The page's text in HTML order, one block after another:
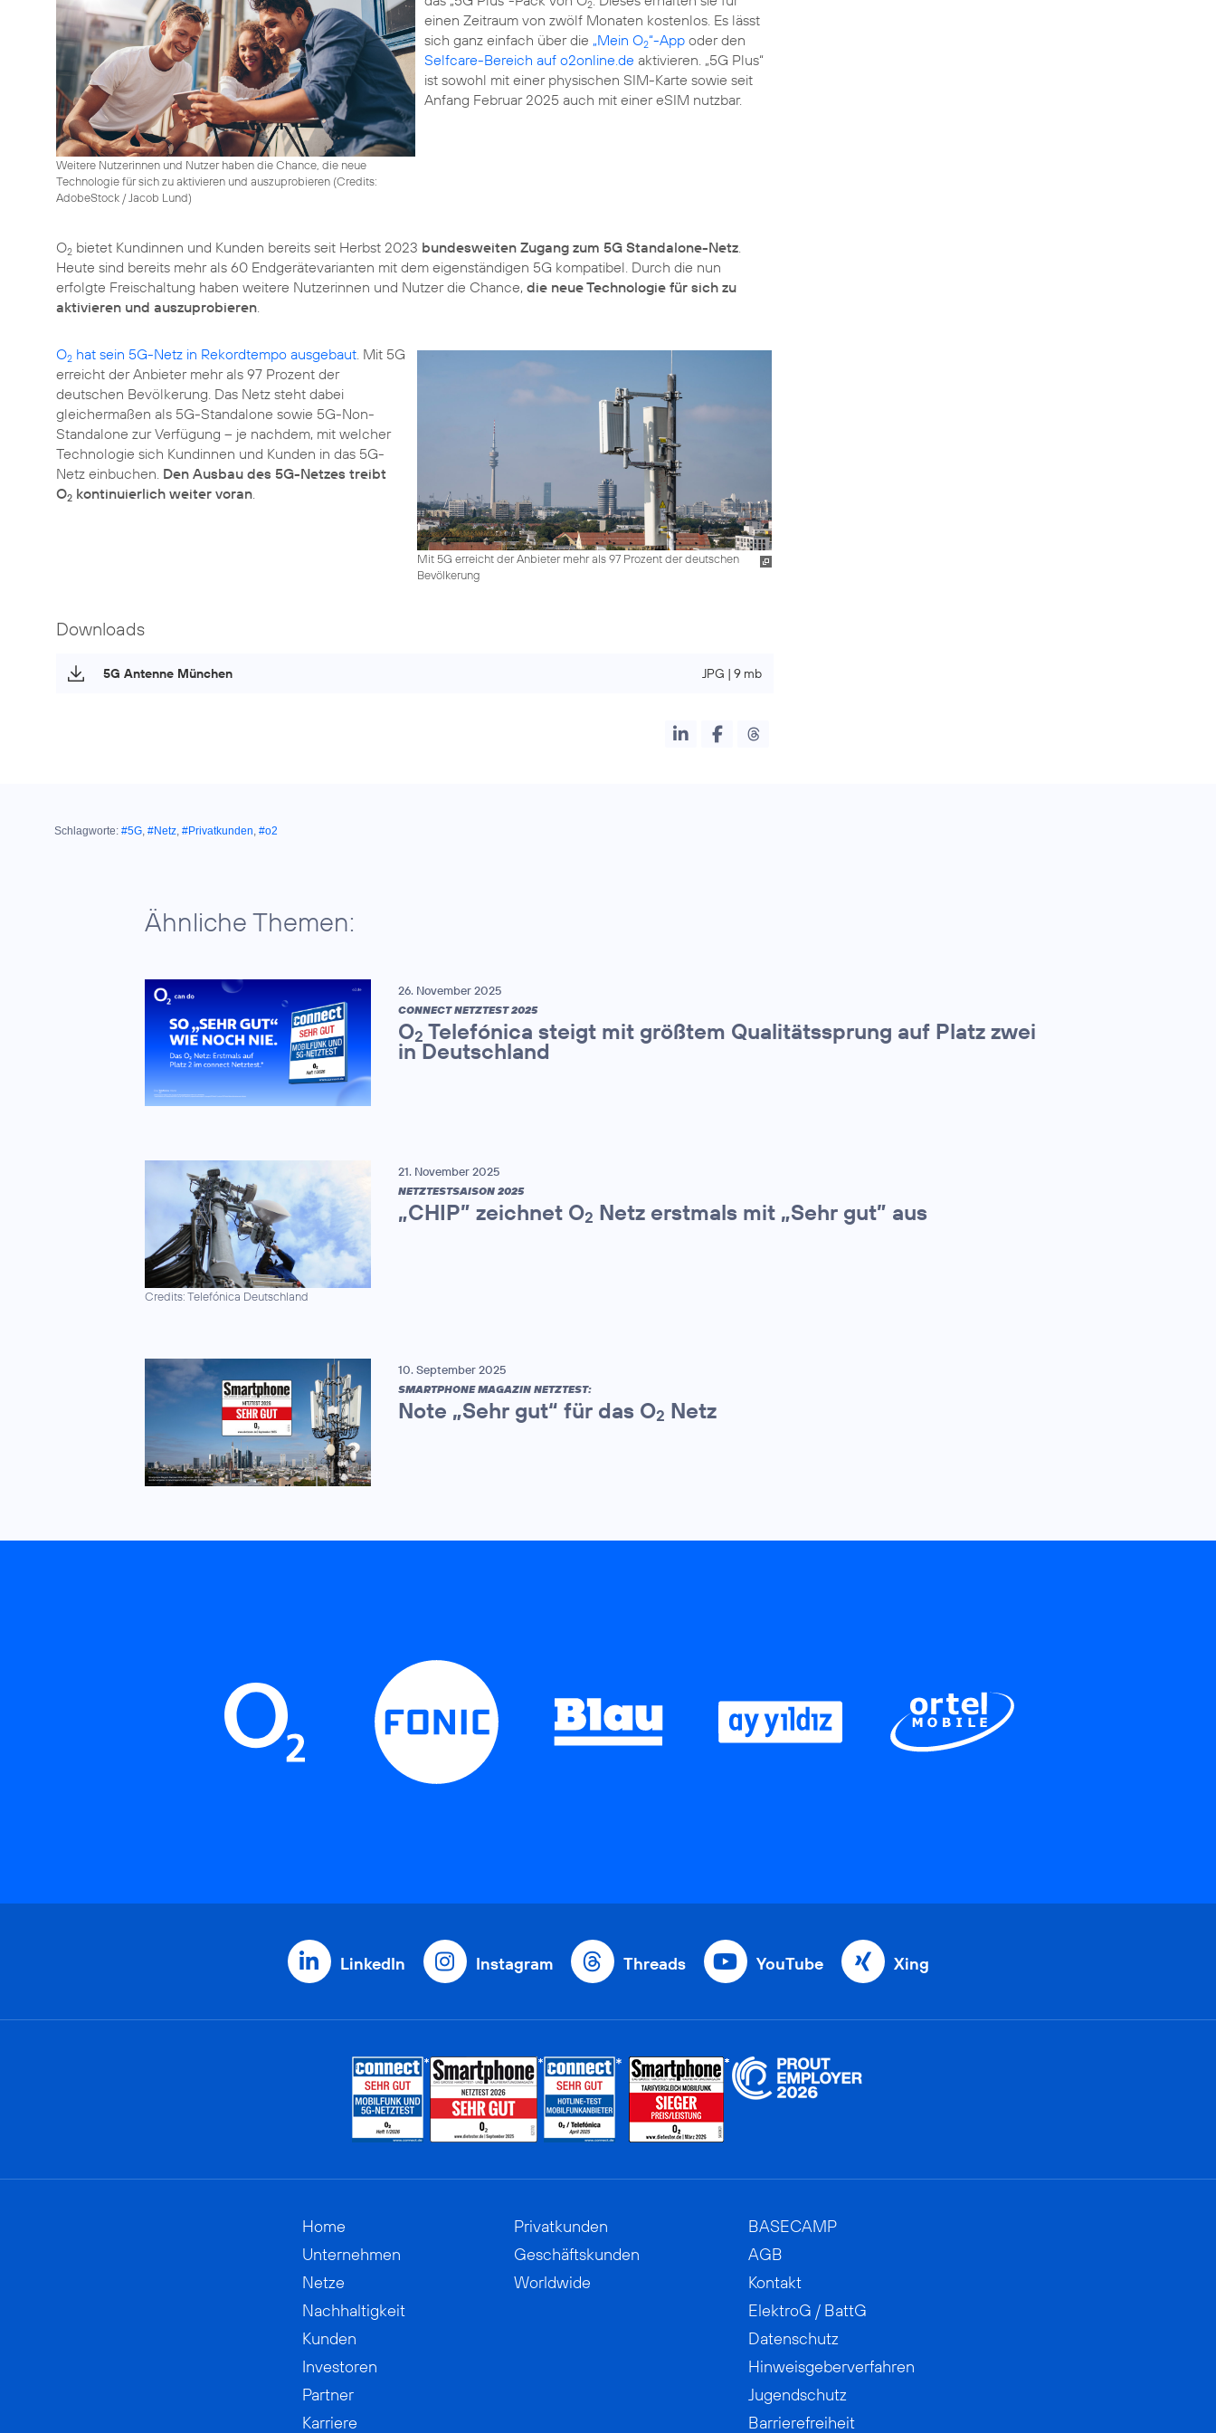
Weitere Nutzerinnen und Nutzer haben die Chance, die neue
Technologie für sich zu aktivieren und auszuprobieren (Credits:
AdobeStock / Jacob Lund)
2
einen Zeitraum von zwölf Monaten kostenlos. Es lässt
sich ganz einfach über die „Mein O2“-Appoder den
Selfcare-Bereich auf o2online.de aktivieren. „5G Plus“
ist sowohl mit einer physischen SIM-Karte sowie seit
Anfang Februar 2025 auch mit einer eSIM nutzbar.
O2 bietet Kundinnen und Kunden bereits seit Herbst 2023 bundesweiten Zugang zum 5G Standalone-Netz
Heute sind bereits mehr als 60 Endgerätevarianten mit dem eigenständigen 5G kompatibel. Durch die nun
erfolgte Freischaltung haben weitere Nutzerinnen und Nutzer die Chance, die neue Technologie für sich zu
aktivieren und auszuprobieren
Mit 5G erreicht der Anbieter mehr als 97 Prozent der deutschen
Bevölkerung
O2 hat sein 5G-Netz in Rekordtempo ausgebaut . Mit 5G
erreicht der Anbieter mehr als 97 Prozent der
deutschen Bevölkerung. Das Netz steht dabei
gleichermaßen als 5G-Standalone sowie 5G-Non-
Standalone zur Verfügung – je nachdem, mit welcher
Technologie sich Kundinnen und Kunden in das 5G-
Netz einbuchen. Den Ausbau des 5G-Netzes treibt
O2 kontinuierlich weiter voran
Downloads
5G Antenne München JPG | 9 mb
Schlagworte: #5G, #Netz, #Privatkunden, #o2
Ähnliche Themen:
26. November 2025
CONNECT NETZTEST 2025
O2 Telefónica steigt mit größtem Qualitätssprung auf Platz zwei
in Deutschland
Credits: Telefónica Deutschland
21. November 2025
NETZTESTSAISON 2025
„CHIP” zeichnet O2 Netz erstmals mit „Sehr gut” aus
10. September 2025
SMARTPHONE MAGAZIN NETZTEST:
Note „Sehr gut“ für das O2 Netz
LinkedIn Instagram Threads YouTube Xing
Home
Unternehmen
Netze
Nachhaltigkeit
Kunden
Investoren
Partner
Karriere
Privatkunden
Geschäftskunden
Worldwide
BASECAMP
AGB
Kontakt
ElektroG / BattG
Datenschutz
Hinweisgeberverfahren
Jugendschutz
Barrierefreiheit